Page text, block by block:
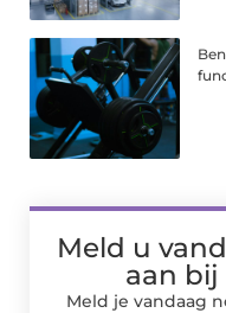
Meld u
aan
Meld je vandaag